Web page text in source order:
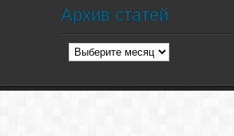
Архив статей
Архив
статей